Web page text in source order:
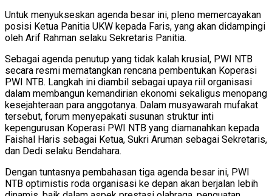
Untuk menyukseskan agenda besar ini, pleno memercayakan
posisi Ketua Panitia UKW kepada Faris, yang akan didampingi
oleh Arif Rahman selaku Sekretaris Panitia.
Sebagai agenda penutup yang tidak kalah krusial, PWI NTB
secara resmi mematangkan rencana pembentukan Koperasi
PWI NTB. Langkah ini diambil sebagai upaya riil organisasi
dalam membangun kemandirian ekonomi sekaligus menopang
kesejahteraan para anggotanya. Dalam musyawarah mufakat
tersebut, forum menyepakati susunan struktur inti
kepengurusan Koperasi PWI NTB yang diamanahkan kepada
Faishal Haris sebagai Ketua, Sukri Aruman sebagai Sekretaris,
dan Dedi selaku Bendahara.
Dengan tuntasnya pembahasan tiga agenda besar ini, PWI
NTB optimistis roda organisasi ke depan akan berjalan lebih